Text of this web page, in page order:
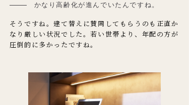
かなり高齢化が進んでいたんですね。
そうですね。建て替えに賛同してもらうのも正直か
なり厳しい状況でした。若い世帯より、年配の方が
圧倒的に多かったですね。